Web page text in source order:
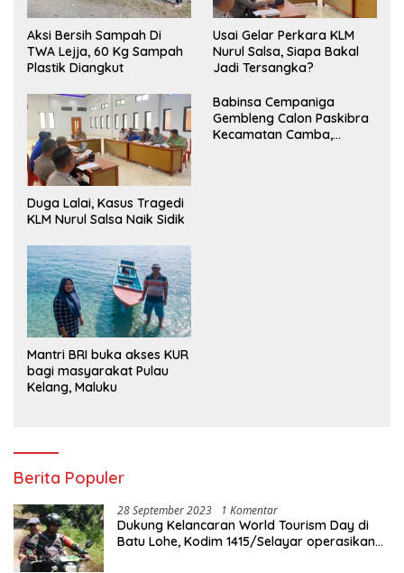
Aksi Bersih Sampah Di
TWA Lejja, 60 Kg Sampah
Plastik Diangkut
‎Usai Gelar Perkara KLM
Nurul Salsa, Siapa Bakal
Jadi Tersangka?
Duga Lalai, Kasus Tragedi
KLM Nurul Salsa Naik Sidik
Babinsa Cempaniga
Gembleng Calon Paskibra
Kecamatan Camba,
Mantri BRI buka akses KUR
bagi masyarakat Pulau
Kelang, Maluku
Berita Populer
28 September 2023 1 Komentar
Dukung Kelancaran World Tourism Day di
Batu Lohe, Kodim 1415/Selayar operasikan